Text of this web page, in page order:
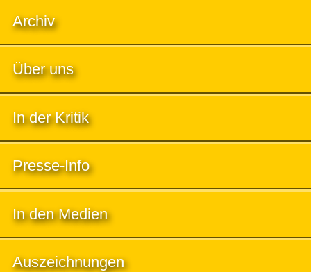
Archiv
Über uns
In der Kritik
Presse-Info
In den Medien
Auszeichnungen